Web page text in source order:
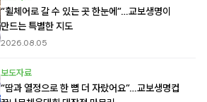
“휠체어로 갈 수 있는 곳 한눈에”…교보생명이
만드는 특별한 지도
2026.08.05
보도자료
“땀과 열정으로 한 뼘 더 자랐어요”…교보생명컵